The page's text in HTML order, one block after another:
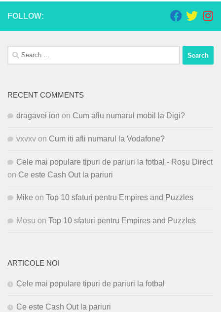
FOLLOW:
Search
for:
RECENT COMMENTS
dragavei ion on Cum aflu numarul mobil la Digi?
vxvxv on Cum iti afli numarul la Vodafone?
Cele mai populare tipuri de pariuri la fotbal - Roșu Direct
on Ce este Cash Out la pariuri
Mike on Top 10 sfaturi pentru Empires and Puzzles
Mosu on Top 10 sfaturi pentru Empires and Puzzles
ARTICOLE NOI
Cele mai populare tipuri de pariuri la fotbal
Ce este Cash Out la pariuri